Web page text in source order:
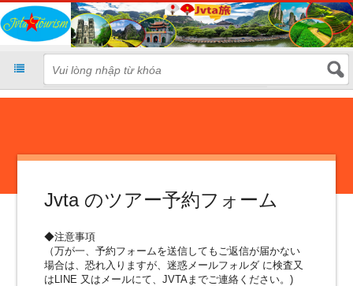
Jvta のツアー予約フォーム
◆注意事項
（万が一、予約フォームを送信してもご返信が届かない
場合は、恐れ入りますが、迷惑メールフォルダ に検査又
はLINE 又はメールにて、JVTAまでご連絡ください。)